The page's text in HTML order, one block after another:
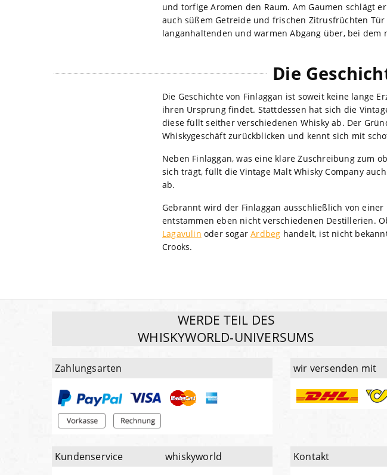
und torfige Aromen den Raum. Am Gaumen schlägt
auch süßem Getreide und frischen Zitrusfrüchten
langanhaltenden und warmen Abgang über, bei dem
Die
Die Geschichte von Finlaggan ist soweit keine lange
ihren Ursprung findet. Stattdessen hat sich die
diese füllt seither verschiedenen Whisky ab. Der
Whiskygeschäft zurückblicken und kennt sich mit
Neben Finlaggan, was eine klare Zuschreibung zum
sich trägt, füllt die Vintage Malt Whisky Company auch
ab.
Gebrannt wird der Finlaggan ausschließlich von
entstammen eben nicht verschiedenen Destillerien.
Lagavulin oder sogarArdbeg handelt, ist nicht
Crooks.
WERDE TEIL DES
WHISKYWORLD-UNIVERSUMS
Zahlungsarten wir versenden mit
Kundenservice whiskyworld Kontakt